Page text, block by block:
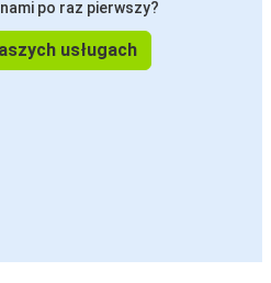
po raz pierwszy?
usługach